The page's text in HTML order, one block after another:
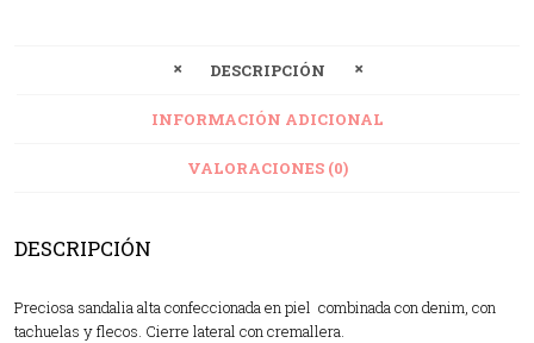
DESCRIPCIÓN
INFORMACIÓN ADICIONAL
VALORACIONES (0)
DESCRIPCIÓN
Preciosa sandalia alta confeccionada en piel combinada con denim, con
tachuelas y flecos. Cierre lateral con cremallera.